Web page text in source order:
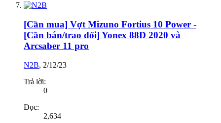
[Cần mua] Vợt Mizuno Fortius 10 Power -
[Cần bán/trao đổi] Yonex 88D 2020 và
Arcsaber 11 pro
N2B, 2/12/23
Trả lời:
0
Đọc:
2,634